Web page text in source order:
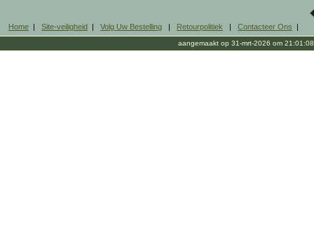
Home | Site-veiligheid | Volg Uw Bestelling | Retourpolitiek | Contacteer Ons |
aangemaakt op 31-mrt-2026 om